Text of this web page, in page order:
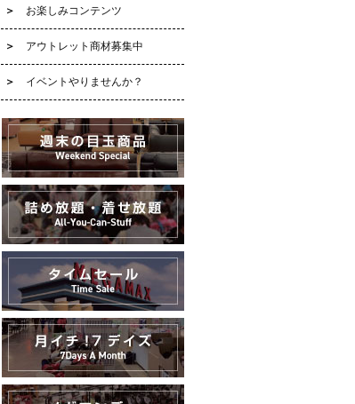
お楽しみコンテンツ
アウトレット商材募集中
イベントやりませんか？